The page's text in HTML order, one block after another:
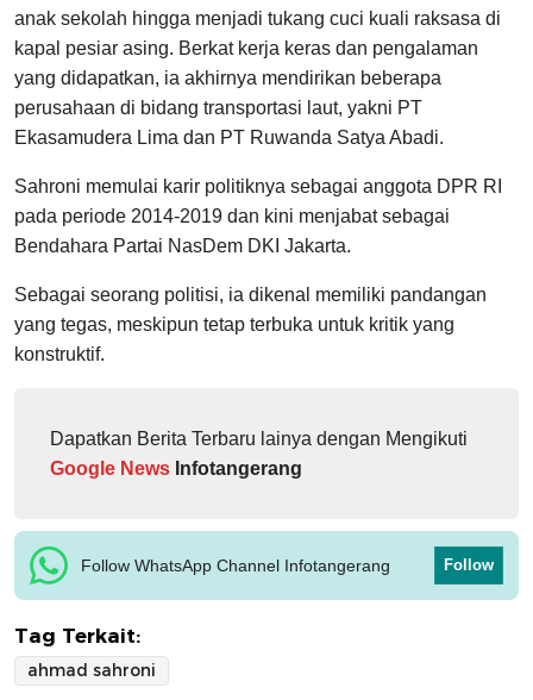
anak sekolah hingga menjadi tukang cuci kuali raksasa di
kapal pesiar asing. Berkat kerja keras dan pengalaman
yang didapatkan, ia akhirnya mendirikan beberapa
perusahaan di bidang transportasi laut, yakni PT
Ekasamudera Lima dan PT Ruwanda Satya Abadi.
Sahroni memulai karir politiknya sebagai anggota DPR RI
pada periode 2014-2019 dan kini menjabat sebagai
Bendahara Partai NasDem DKI Jakarta.
Sebagai seorang politisi, ia dikenal memiliki pandangan
yang tegas, meskipun tetap terbuka untuk kritik yang
konstruktif.
Dapatkan Berita Terbaru lainya dengan Mengikuti
Google News Infotangerang
Follow WhatsApp Channel Infotangerang Follow
Tag Terkait:
ahmad sahroni